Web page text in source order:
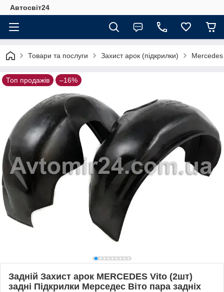
Автосвіт24
Товари та послуги Захист арок (підкрилки) Mercedes
Топ продажів –16%
Задній Захист арок MERCEDES Vito (2шт)
задні Підкрилки Мерседес Віто пара задніх